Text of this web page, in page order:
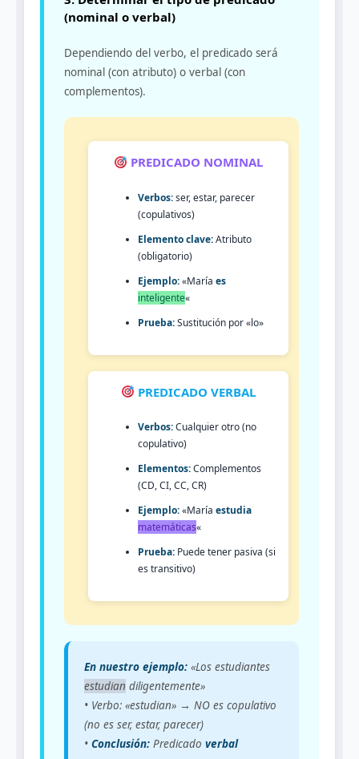
(nominal o verbal)
Dependiendo del verbo, el predicado será
nominal (con atributo) o verbal (con
complementos).
PREDICADO NOMINAL
Verbos:ser, estar, parecer
(copulativos)
Elemento clave:Atributo
(obligatorio)
Ejemplo:«María es
inteligente«
Prueba:Sustitución por «lo»
PREDICADO VERBAL
Verbos:Cualquier otro (no
copulativo)
Elementos:Complementos
(CD, CI, CC, CR)
Ejemplo:«María estudia
matemáticas«
Prueba: Puede tener pasiva (si
es transitivo)
En nuestro ejemplo: «Los estudiantes
estudian diligentemente»
• Verbo: «estudian» → NO es copulativo
(no es ser, estar, parecer)
• Conclusión: Predicado verbal